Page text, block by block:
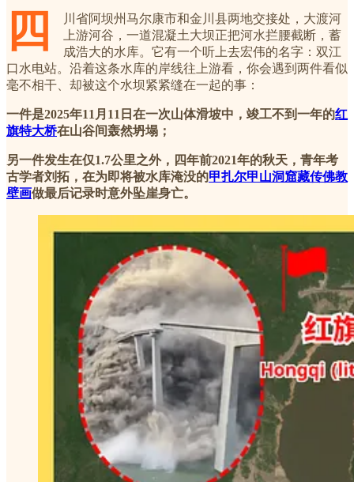
四
川省阿坝州马尔康市和金川县两地交接处，大渡河
上游河谷，一道混凝土大坝正把河水拦腰截断，蓄
成浩大的水库。它有一个听上去宏伟的名字：双江
口水电站。沿着这条水库的岸线往上游看，你会遇到两件看似
毫不相干、却被这个水坝紧紧缝在一起的事：
一件是2025年11月11日在一次山体滑坡中，竣工不到一年的红
旗特大桥在山谷间轰然坍塌；
另一件发生在仅1.7公里之外，四年前2021年的秋天，青年考
古学者刘拓，在为即将被水库淹没的甲扎尔甲山洞窟藏传佛教
壁画做最后记录时意外坠崖身亡。